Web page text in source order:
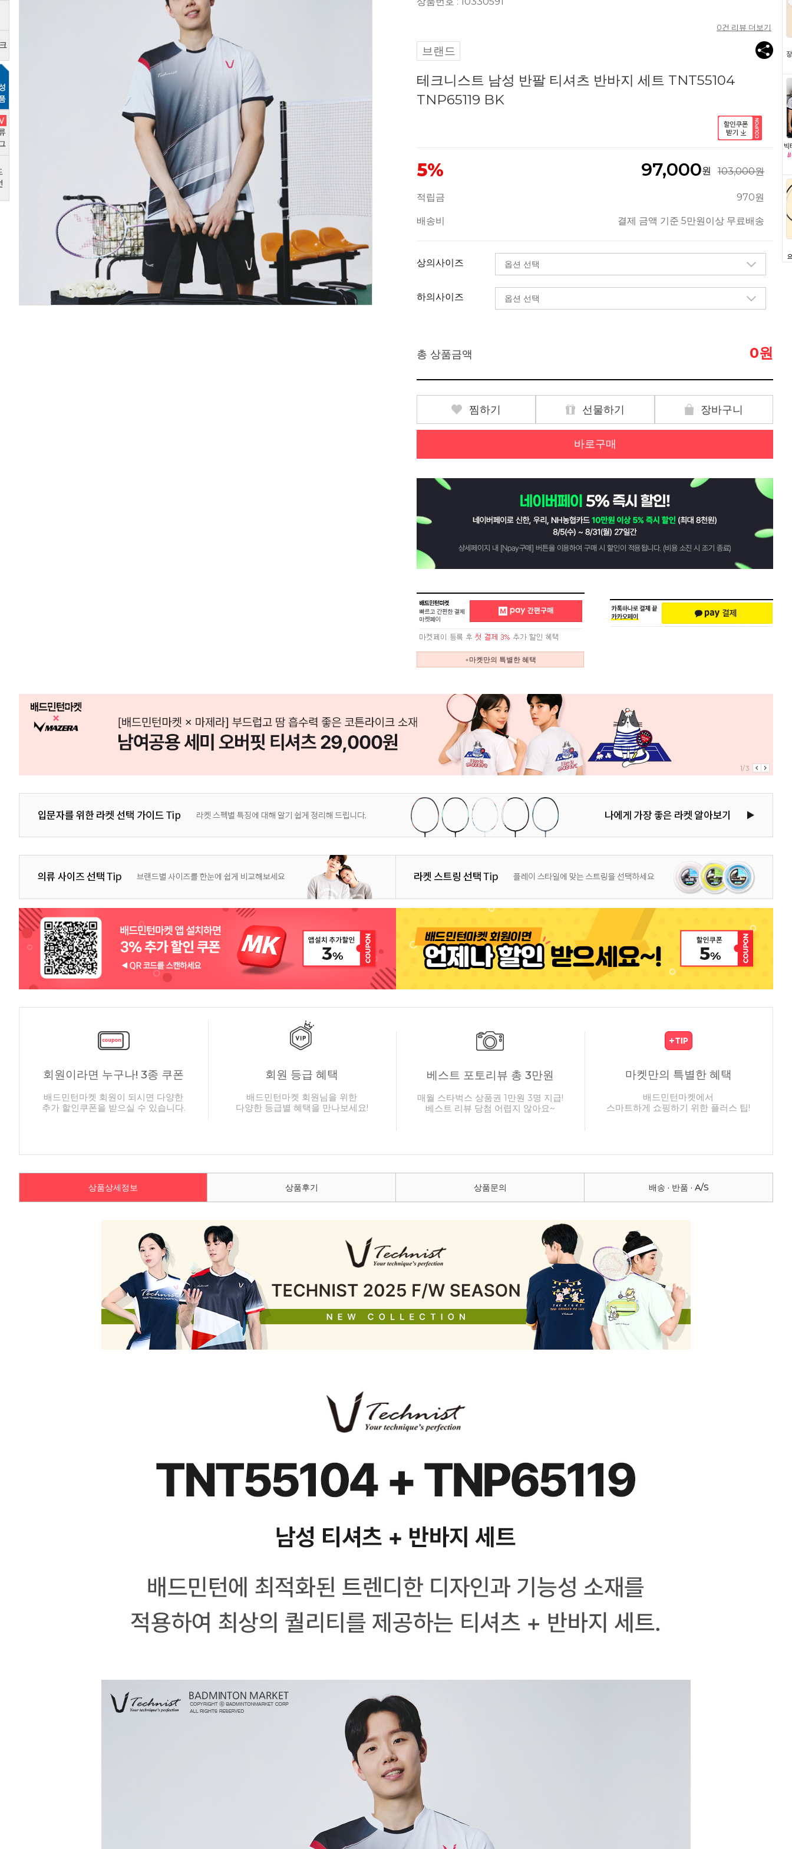
0건 리뷰 더보기
브랜드
테크니스트 남성 반팔 티셔츠 반바지 세트 TNT55104
TNP65119 BK
5% 97,000원 103,000원
적립금 970원
배송비 결제 금액 기준 5만원이상 무료배송
상의사이즈
하의사이즈
총 상품금액 0원
찜하기 선물하기 장바구니
바로구매
+마켓만의 특별한 혜택
1/3
회원이라면 누구나! 3종 쿠폰
배드민턴마켓 회원이 되시면 다양한
추가 할인쿠폰을 받으실 수 있습니다.
회원 등급 혜택
배드민턴마켓 회원님을 위한
다양한 등급별 혜택을 만나보세요!
베스트 포토리뷰 총 3만원
매월 스타벅스 상품권 1만원 3명 지급!
베스트 리뷰 당첨 어렵지 않아요~
마켓만의 특별한 혜택
배드민턴마켓에서
스마트하게 쇼핑하기 위한 플러스 팁!
상품상세정보 상품후기 상품문의 배송 · 반품 · A/S